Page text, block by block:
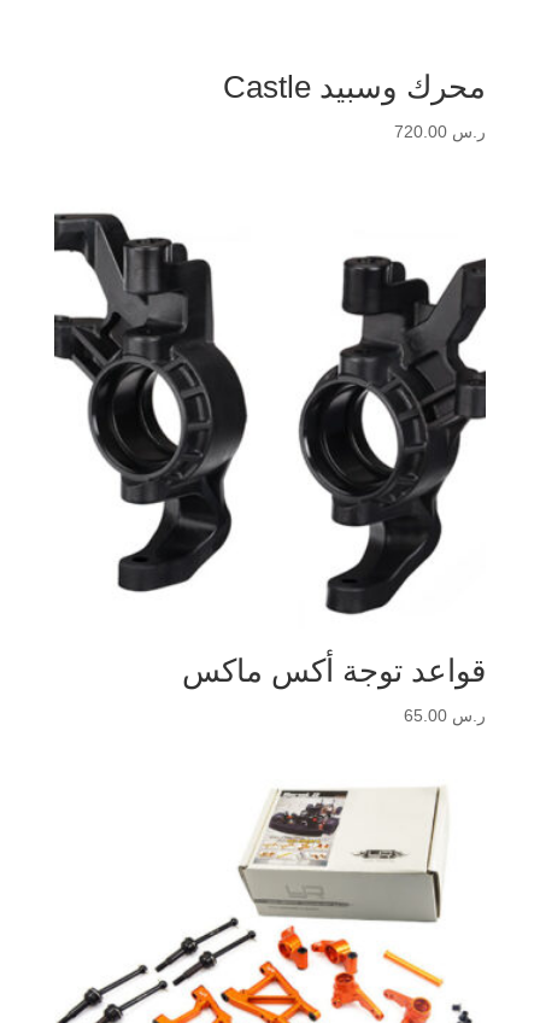
محرك وسبيد Castle
ر.س
قواعد توجة أكس ماكس
ر.س